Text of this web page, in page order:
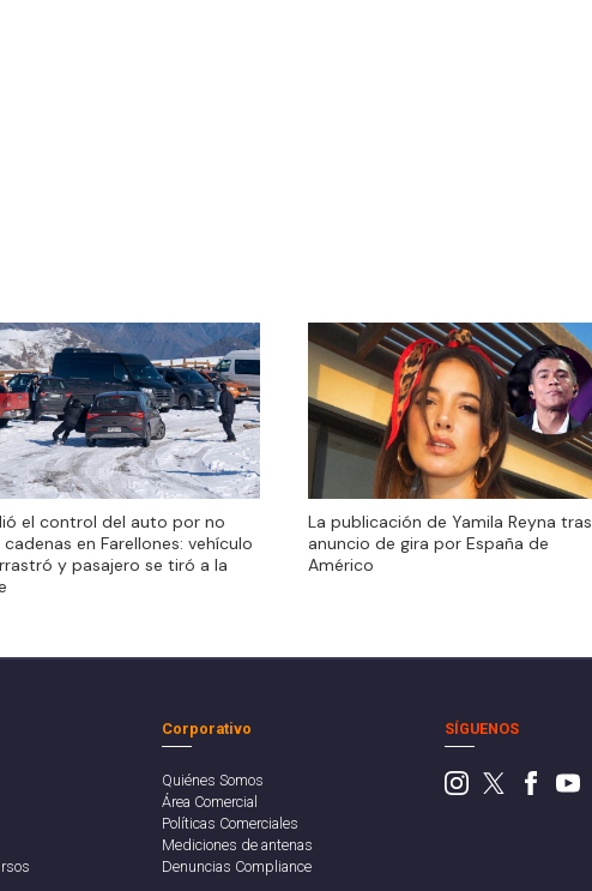
en Farellones: vehículo
y pasajero se tiró a la
el control del auto por no
cadenas en Farellones: vehículo
y pasajero se tiró a la
La publicación de Yamila Reyna tras
anuncio de gira por España de
Américo
Corporativo
Quiénes Somos
Área Comercial
Políticas Comerciales
Mediciones de antenas
Denuncias Compliance
SÍGUENOS